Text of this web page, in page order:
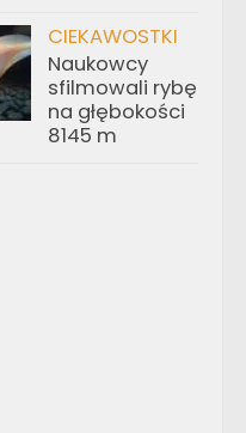
CIEKAWOSTKI
Naukowcy
sfilmowali rybę
na głębokości
8145 m